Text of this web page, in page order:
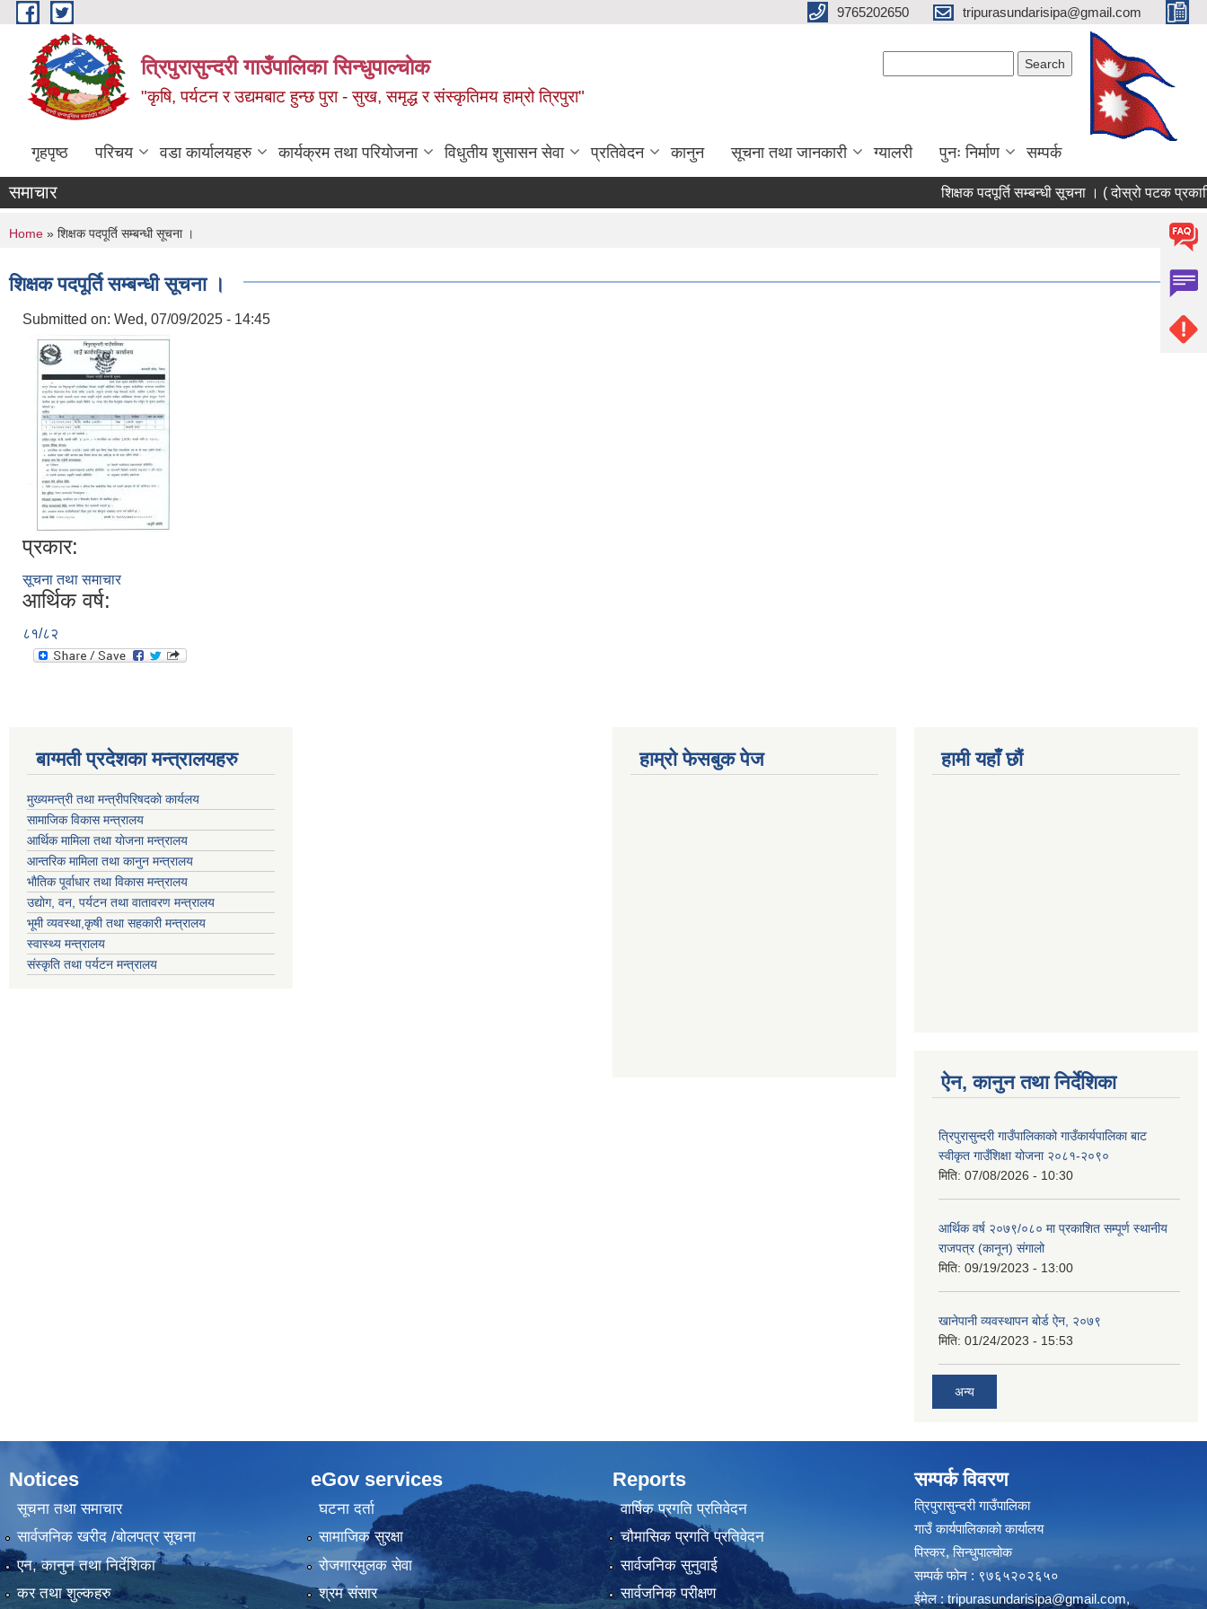
Skip to main content 9765202650 tripurasundarisipa@gmail.com
त्रिपुरासुन्दरी गाउँपालिका सिन्धुपाल्चाेक
"कृषि, पर्यटन र उद्यमबाट हुन्छ पुरा - सुख, समृद्ध र संस्कृतिमय हाम्रो त्रिपुरा"
गृहपृष्ठ परिचय वडा कार्यालयहरु कार्यक्रम तथा परियोजना विधुतीय शुसासन सेवा प्रतिवेदन कानुन सूचना तथा जानकारी ग्यालरी पुनः निर्माण सम्पर्क
समाचार शिक्षक पदपूर्ति सम्बन्धी सूचना । ( दोस्रो पटक
You are here
Home » शिक्षक पदपूर्ति सम्बन्धी सूचना ।
शिक्षक पदपूर्ति सम्बन्धी सूचना ।
Submitted on: Wed, 07/09/2025 - 14:45
प्रकार:
सूचना तथा समाचार
आर्थिक वर्ष:
८१/८२
बाग्मती प्रदेशका मन्त्रालयहरु
मुख्यमन्त्री तथा मन्त्रीपरिषदकाे कार्यलय
सामाजिक विकास मन्त्रालय
आर्थिक मामिला तथा याेजना मन्त्रालय
आन्तरिक मामिला तथा कानुन मन्त्रालय
भाैतिक पूर्वाधार तथा विकास मन्त्रालय
उद्याेग, वन, पर्यटन तथा वातावरण मन्त्रालय
भूमी व्यवस्था,कृषी तथा सहकारी मन्त्रालय
स्वास्थ्य मन्त्रालय
संस्कृति तथा पर्यटन मन्त्रालय
हाम्राे फेसबुक पेज हामी यहाँ छौं
ऐन, कानुन तथा निर्देशिका
त्रिपुरासुन्दरी गाउँपालिकाको गाउँकार्यपालिका बाट
स्वीकृत गाउँशिक्षा योजना २०८१-२०९०
मिति: 07/08/2026 - 10:30
आर्थिक वर्ष २०७९/०८० मा प्रकाशित सम्पूर्ण स्थानीय
राजपत्र (कानून) संगालो
मिति: 09/19/2023 - 13:00
खानेपानी व्यवस्थापन बोर्ड ऐन, २०७९
मिति: 01/24/2023 - 15:53
अन्य
Notices
सूचना तथा समाचार
सार्वजनिक खरीद /बोलपत्र सूचना
एन, कानुन तथा निर्देशिका
कर तथा शुल्कहरु
eGov services
घटना दर्ता
सामाजिक सुरक्षा
रोजगारमुलक सेवा
श्रम संसार
Reports
वार्षिक प्रगति प्रतिवेदन
चौमासिक प्रगति प्रतिवेदन
सार्वजनिक सुनुवाई
सार्वजनिक परीक्षण
सम्पर्क विवरण
त्रिपुरासुन्दरी गाउँपालिका
गाउँ कार्यपालिकाको कार्यालय
पिस्कर, सिन्धुपाल्चोक
सम्पर्क फोन : ९७६५२०२६५०
ईमेल : tripurasundarisipa@gmail.com,